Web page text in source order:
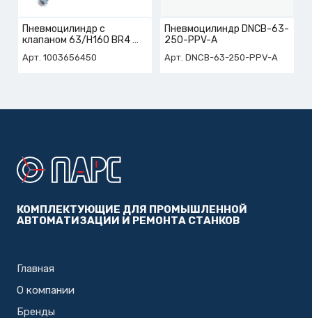
Пневмоцилиндр с
клапаном 63/H160 BR4
Арт. 1003656450
Пневмоцилиндр DNCB-63-
250-PPV-A
Арт. DNCB-63-250-PPV-A
КОМПЛЕКТУЮЩИЕ ДЛЯ ПРОМЫШЛЕННОЙ
АВТОМАТИЗАЦИИ И РЕМОНТА СТАНКОВ
Главная
О компании
Бренды